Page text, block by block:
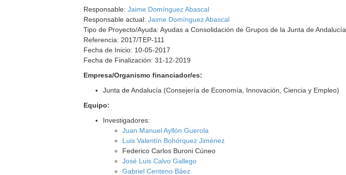
Responsable:Jaime Domínguez Abascal
Responsable actual:Jaime Domínguez Abascal
Tipo de Proyecto/Ayuda: Ayudas a Consolidación de Grupos de la Junta de Andalucía
Referencia: 2017/TEP-111
Fecha de Inicio: 10-05-2017
Fecha de Finalización: 31-12-2019
Empresa/Organismo financiador/es:
Junta de Andalucía (Consejería de Economía, Innovación, Ciencia y Empleo)
Equipo:
Investigadores:
Juan Manuel Ayllón Guerola
Luis Valentín Bohórquez Jiménez
Federico Carlos Buroni Cúneo
José Luis Calvo Gallego
Gabriel Centeno Báez